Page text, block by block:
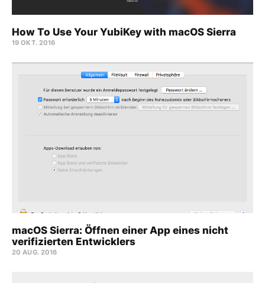
How To Use Your YubiKey with macOS Sierra
19 OKT. 2016
macOS Sierra: Öffnen einer App eines nicht
verifizierten Entwicklers
20 AUG. 2016